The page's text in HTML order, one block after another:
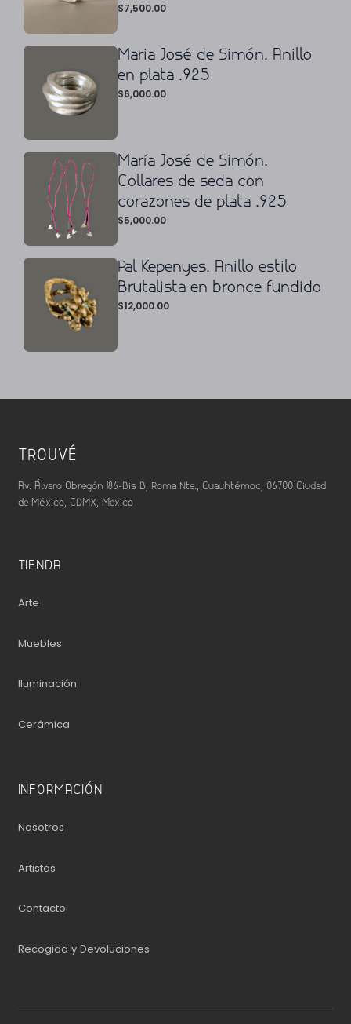
$7,500.00
Maria José de Simón. Anillo
en plata .925
$6,000.00
María José de Simón.
Collares de seda con
corazones de plata .925
$5,000.00
Pal Kepenyes. Anillo estilo
Brutalista en bronce fundido
$12,000.00
TROUVÉ
Av. Álvaro Obregón 186-Bis B, Roma Nte., Cuauhtémoc, 06700 Ciudad
de México, CDMX, Mexico
TIENDA
Arte
Muebles
Iluminación
Cerámica
INFORMACIÓN
Nosotros
Artistas
Contacto
Recogida y Devoluciones